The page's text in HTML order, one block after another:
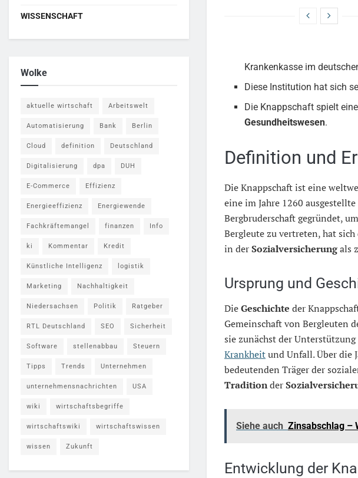
Krankenkasse im
Diese Institution hat sich
Die Knappschaft spielt
Gesundheitswesen.
Definition und
Die Knappschaft ist eine
eine im Jahre 1260
Bergbruderschaft gegründet,
Bergleute zu vertreten, hat
in derSozialversicherungals
Ursprung und
DieGeschichte der
Gemeinschaft von Bergleuten
sie zunächst der
Krankheitund Unfall. Über die
bedeutenden Träger der
Traditionder
Siehe auch Zinsabschlag –
Entwicklung der
WISSENSCHAFT
Wolke
aktuelle wirtschaft Arbeitswelt
Automatisierung Bank Berlin
Cloud definition Deutschland
Digitalisierung dpa DUH
E-Commerce Effizienz
Energieeffizienz Energiewende
Fachkräftemangel finanzen Info
ki Kommentar Kredit
Künstliche Intelligenz logistik
Marketing Nachhaltigkeit
Niedersachsen Politik Ratgeber
RTL Deutschland SEO Sicherheit
Software stellenabbau Steuern
Tipps Trends Unternehmen
unternehmensnachrichten USA
wiki wirtschaftsbegriffe
wirtschaftswiki wirtschaftswissen
wissen Zukunft